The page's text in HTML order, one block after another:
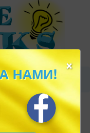
×
НАМИ!